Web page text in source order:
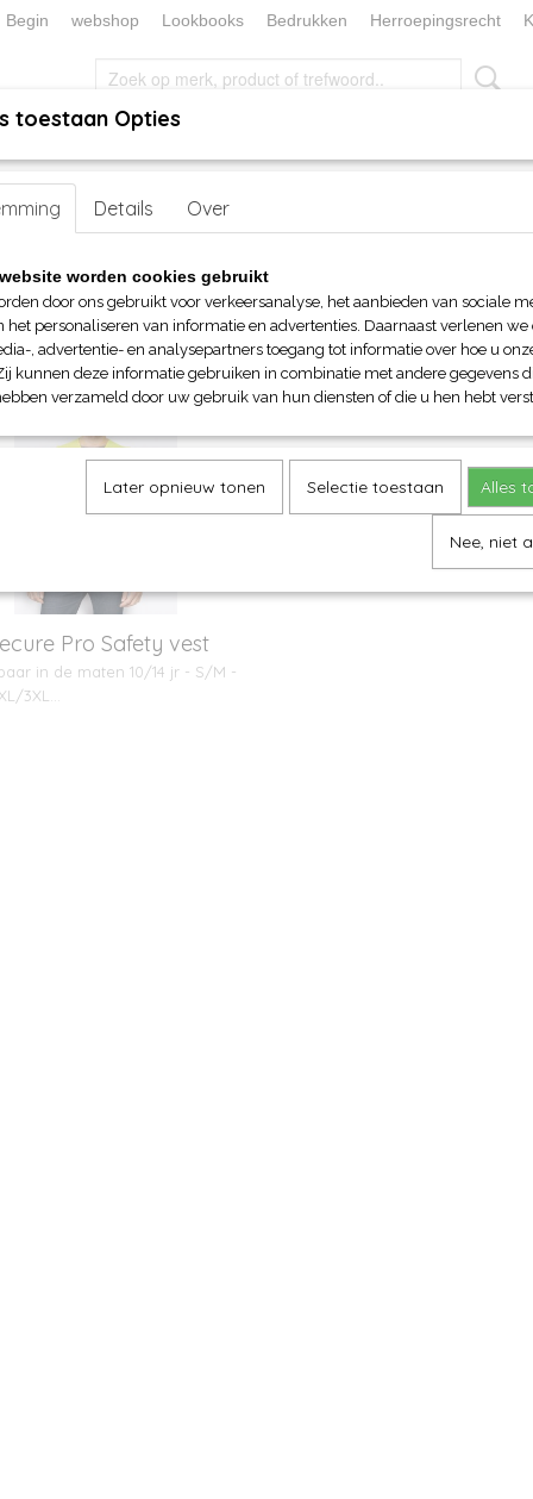
Begin webshop Lookbooks Bedrukken Herroepingsrecht
EN TAFELLINNEN KERST/
> Veiligheidshesjes
Pro Safety vest
in de maten 10/14 jr - S/M -
3XL…
toestaan Opties
Details Over
worden cookies gebruikt
door ons gebruikt voor verkeersanalyse, het aanbieden van sociale
het personaliseren van informatie en advertenties. Daarnaast verlenen we
, advertentie- en analysepartners toegang tot informatie over hoe u
kunnen deze informatie gebruiken in combinatie met andere gegevens
verzameld door uw gebruik van hun diensten of die u hen hebt
Later opnieuw tonen Selectie toestaan Alles
Nee, niet